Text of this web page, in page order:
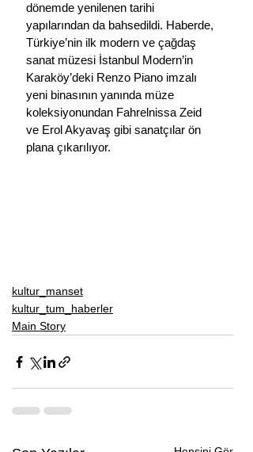
dönemde yenilenen tarihi
yapılarından da bahsedildi. Haberde,
Türkiye’nin ilk modern ve çağdaş
sanat müzesi İstanbul Modern’in
Karaköy’deki Renzo Piano imzalı
yeni binasının yanında müze
koleksiyonundan Fahrelnissa Zeid
ve Erol Akyavaş gibi sanatçılar ön
plana çıkarılıyor.
kultur_manset
kultur_tum_haberler
Main Story